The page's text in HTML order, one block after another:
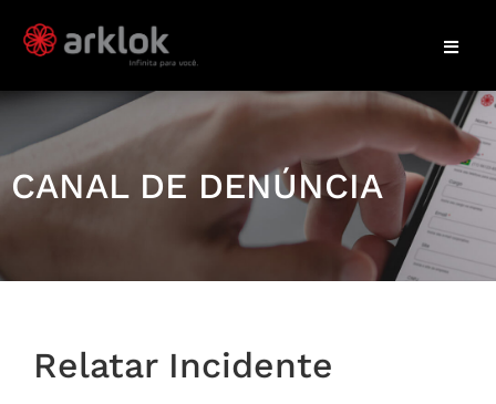
CANAL DE DENÚNCIA
Relatar Incidente